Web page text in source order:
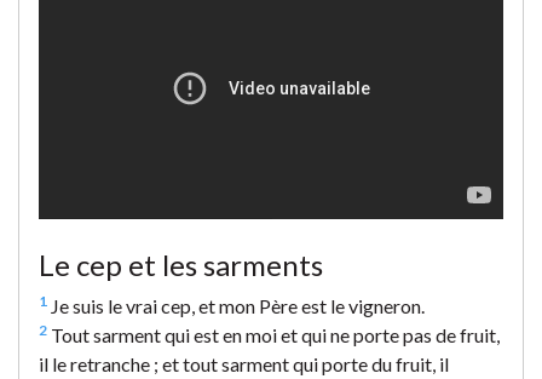
Le cep et les sarments
1 Je suis le vrai cep, et mon Père est le vigneron.
2 Tout sarment qui est en moi et qui ne porte pas de fruit,
il le retranche ; et tout sarment qui porte du fruit, il